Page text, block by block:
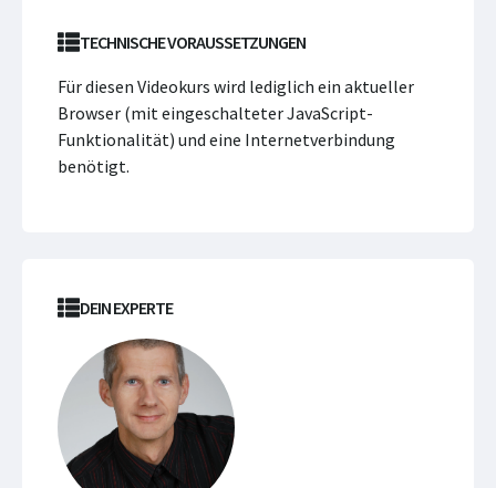
TECHNISCHE VORAUSSETZUNGEN
Für diesen Videokurs wird lediglich ein aktueller
Browser (mit eingeschalteter JavaScript-
Funktionalität) und eine Internetverbindung
benötigt.
DEIN EXPERTE